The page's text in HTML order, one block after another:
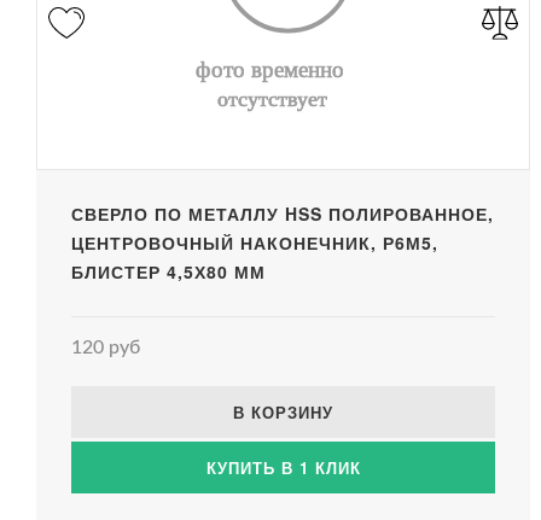
СВЕРЛО ПО МЕТАЛЛУ HSS ПОЛИРОВАННОЕ,
ЦЕНТРОВОЧНЫЙ НАКОНЕЧНИК, Р6М5,
БЛИСТЕР 4,5Х80 ММ
120 руб
В КОРЗИНУ
КУПИТЬ В 1 КЛИК